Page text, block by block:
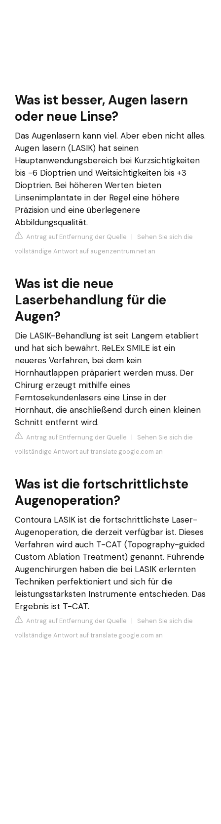
Was ist besser, Augen lasern
oder neue Linse?
Das Augenlasern kann viel. Aber eben nicht alles.
Augen lasern (LASIK) hat seinen
Hauptanwendungsbereich bei Kurzsichtigkeiten
bis -6 Dioptrien und Weitsichtigkeiten bis +3
Dioptrien. Bei höheren Werten bieten
Linsenimplantate in der Regel eine höhere
Präzision und eine überlegenere
Abbildungsqualität.
Antrag auf Entfernung der Quelle | Sehen Sie sich die
vollständige Antwort auf augenzentrum.net an
Was ist die neue
Laserbehandlung für die
Augen?
Die LASIK-Behandlung ist seit Langem etabliert
und hat sich bewährt. ReLEx SMILE ist ein
neueres Verfahren, bei dem kein
Hornhautlappen präpariert werden muss. Der
Chirurg erzeugt mithilfe eines
Femtosekundenlasers eine Linse in der
Hornhaut, die anschließend durch einen kleinen
Schnitt entfernt wird.
Antrag auf Entfernung der Quelle | Sehen Sie sich die
vollständige Antwort auf translate.google.com an
Was ist die fortschrittlichste
Augenoperation?
Contoura LASIK ist die fortschrittlichste Laser-
Augenoperation, die derzeit verfügbar ist. Dieses
Verfahren wird auch T-CAT (Topography-guided
Custom Ablation Treatment) genannt. Führende
Augenchirurgen haben die bei LASIK erlernten
Techniken perfektioniert und sich für die
leistungsstärksten Instrumente entschieden. Das
Ergebnis ist T-CAT.
Antrag auf Entfernung der Quelle | Sehen Sie sich die
vollständige Antwort auf translate.google.com an